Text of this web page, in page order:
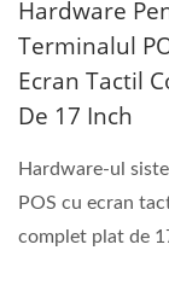
Hardware
Terminalul
Ecran Tactil
De 17 Inch
Hardware-ul
POS cu ecran
complet plat de